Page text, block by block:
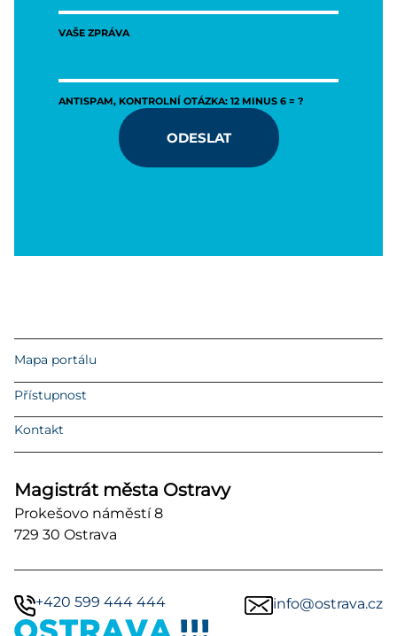
VAŠE ZPRÁVA
ANTISPAM, KONTROLNÍ OTÁZKA: 12 MINUS 6 = ?
ODESLAT
Mapa portálu
Přístupnost
Kontakt
Magistrát města Ostravy
Prokešovo náměstí 8
729 30 Ostrava
+420 599 444 444 info@ostrava.cz